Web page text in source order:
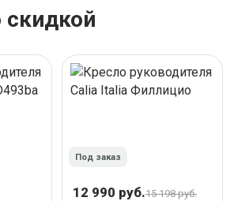
Под заказ
12 990 руб.15 198 руб.